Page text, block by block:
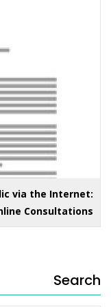
via the Internet:
Consultations
Search